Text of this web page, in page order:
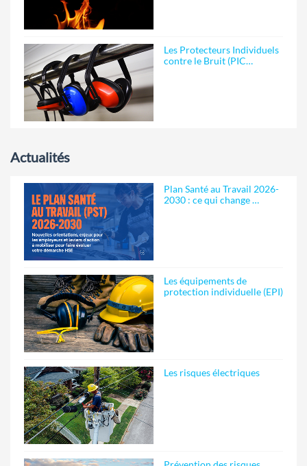
Les Protecteurs Individuels
contre le Bruit (PIC…
Actualités
Plan Santé au Travail 2026-
2030 : ce qui change …
Les équipements de
protection individuelle (EPI)
Les risques électriques